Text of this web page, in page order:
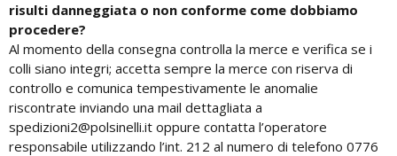
risulti danneggiata o non conforme come dobbiamo
procedere?
Al momento della consegna controlla la merce e verifica se i
colli siano integri; accetta sempre la merce con riserva di
controllo e comunica tempestivamente le anomalie
riscontrate inviando una mail dettagliata a
spedizioni2@polsinelli.it oppure contatta l’operatore
responsabile utilizzando l’int. 212 al numero di telefono 0776